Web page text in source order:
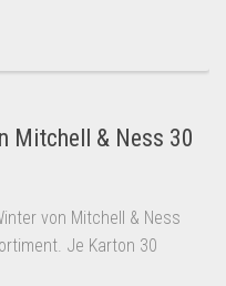
Mitchell & Ness 30
von Mitchell & Ness
Je Karton 30